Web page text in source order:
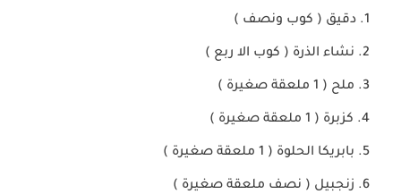
دقيق ( كوب ونصف )
نشاء الذرة ( كوب الا ربع )
ملح ( 1 ملعقة صغيرة )
كزبرة ( 1 ملعقة صغيرة )
بابريكا الحلوة ( 1 ملعقة صغيرة )
زنجبيل ( نصف ملعقة صغيرة )